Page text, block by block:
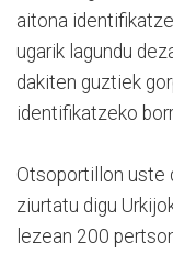
aitona
ugarik lagundu
dakiten guztiek
identifikatzeko
Otsoportillon uste
ziurtatu digu
lezean 200